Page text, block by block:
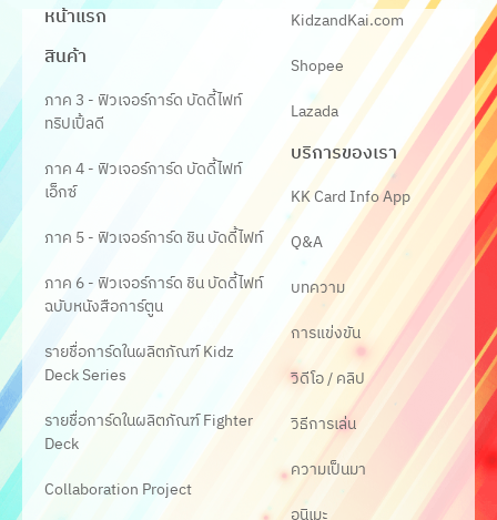
หน้าแรก
สินค้า
ภาค 3 - ฟิวเจอร์การ์ด บัดดี้ไฟท์
ทริปเปิ้ลดี
ภาค 4 - ฟิวเจอร์การ์ด บัดดี้ไฟท์
เอ็กซ์
ภาค 5 - ฟิวเจอร์การ์ด ชิน บัดดี้ไฟท์
ภาค 6 - ฟิวเจอร์การ์ด ชิน บัดดี้ไฟท์
ฉบับหนังสือการ์ตูน
รายชื่อการ์ดในผลิตภัณฑ์ Kidz
Deck Series
รายชื่อการ์ดในผลิตภัณฑ์ Fighter
Deck
Collaboration Project
KidzandKai.com
Shopee
Lazada
บริการของเรา
KK Card Info App
Q&A
บทความ
การแข่งขัน
วิดีโอ / คลิป
วิธีการเล่น
ความเป็นมา
อนิเมะ